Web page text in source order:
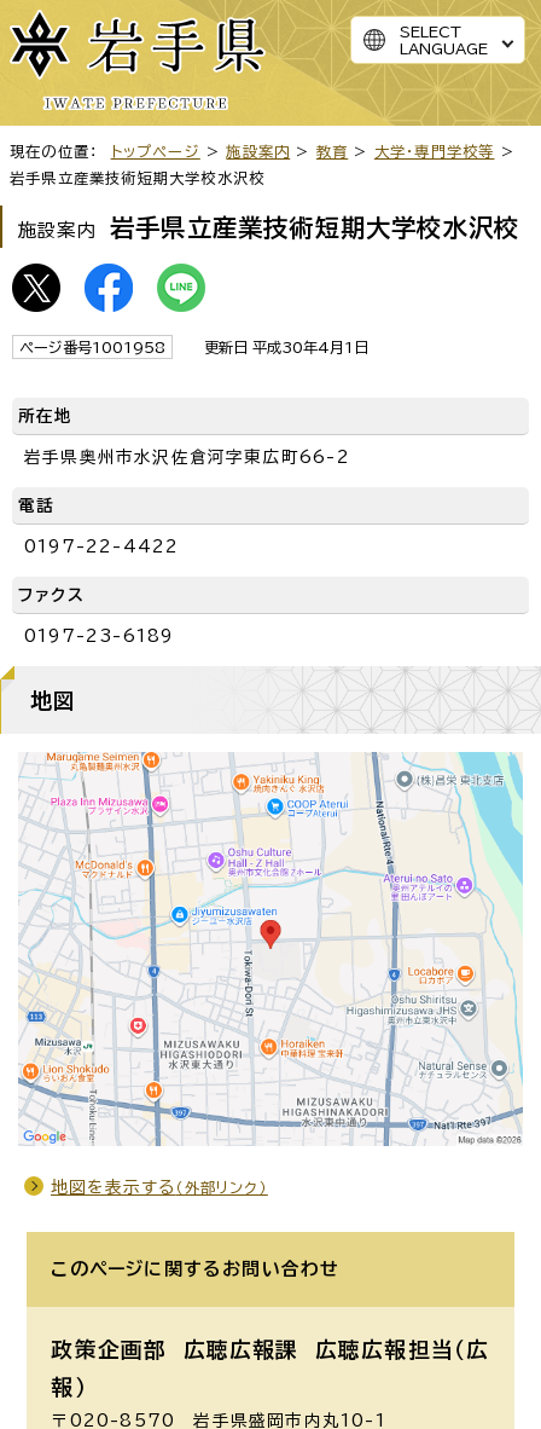
SELECT
LANGUAGE
現在の位置： トップページ >施設案内 > 教育 > 大学・専門学校等
>
岩手県立産業技術短期大学校水沢校
施設案内 岩手県立産業技術短期大学校水沢校
ページ番号1001958 更新日 平成30年4月1日
所在地
岩手県奥州市水沢佐倉河字東広町66-2
電話
0197-22-4422
ファクス
0197-23-6189
地図
地図を表示する （外部リンク）
このページに関する お問い合わせ
政策企画部 広聴広報課
広聴広報担当（広
報）
〒020-8570 岩手県盛岡市内丸10-1